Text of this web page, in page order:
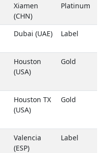
Xiamen
(CHN)
Platinum
Dubai (UAE) Label
Houston
(USA)
Gold
Houston TX
(USA)
Gold
Valencia
(ESP)
Label